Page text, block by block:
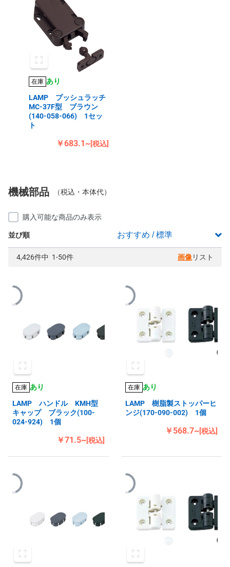
在庫 あり
LAMP プッシュラッチ
MC-37F型 ブラウン
(140-058-066) 1セッ
ト
￥683.1~[税込]
機械部品 （税込・本体代）
購入可能な商品のみ表示
並び順
4,426件中 1-50件 画像リスト
在庫 あり
LAMP ハンドル KMH型
キャップ ブラック(100-
024-924) 1個
￥71.5~[税込]
在庫 あり
LAMP 樹脂製ストッパーヒ
ンジ(170-090-002) 1個
￥568.7~[税込]